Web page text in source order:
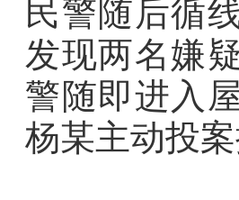
民警随后循
发现两名嫌
警随即进入
杨某主动投